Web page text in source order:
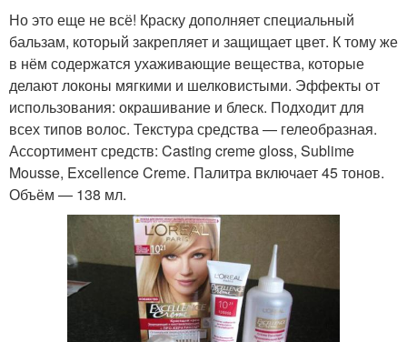
Но это еще не всё! Краску дополняет специальный
бальзам, который закрепляет и защищает цвет. К тому же
в нём содержатся ухаживающие вещества, которые
делают локоны мягкими и шелковистыми. Эффекты от
использования: окрашивание и блеск. Подходит для
всех типов волос. Текстура средства — гелеобразная.
Ассортимент средств: Casting creme gloss, Sublime
Mousse, Excellence Creme. Палитра включает 45 тонов.
Объём — 138 мл.